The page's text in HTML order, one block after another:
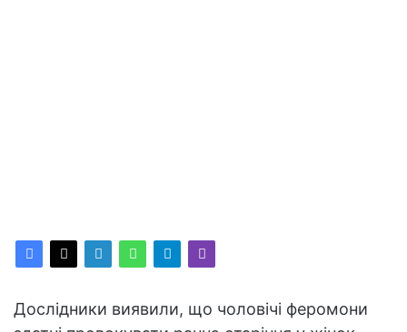
Дослідники виявили, що чоловічі феромони